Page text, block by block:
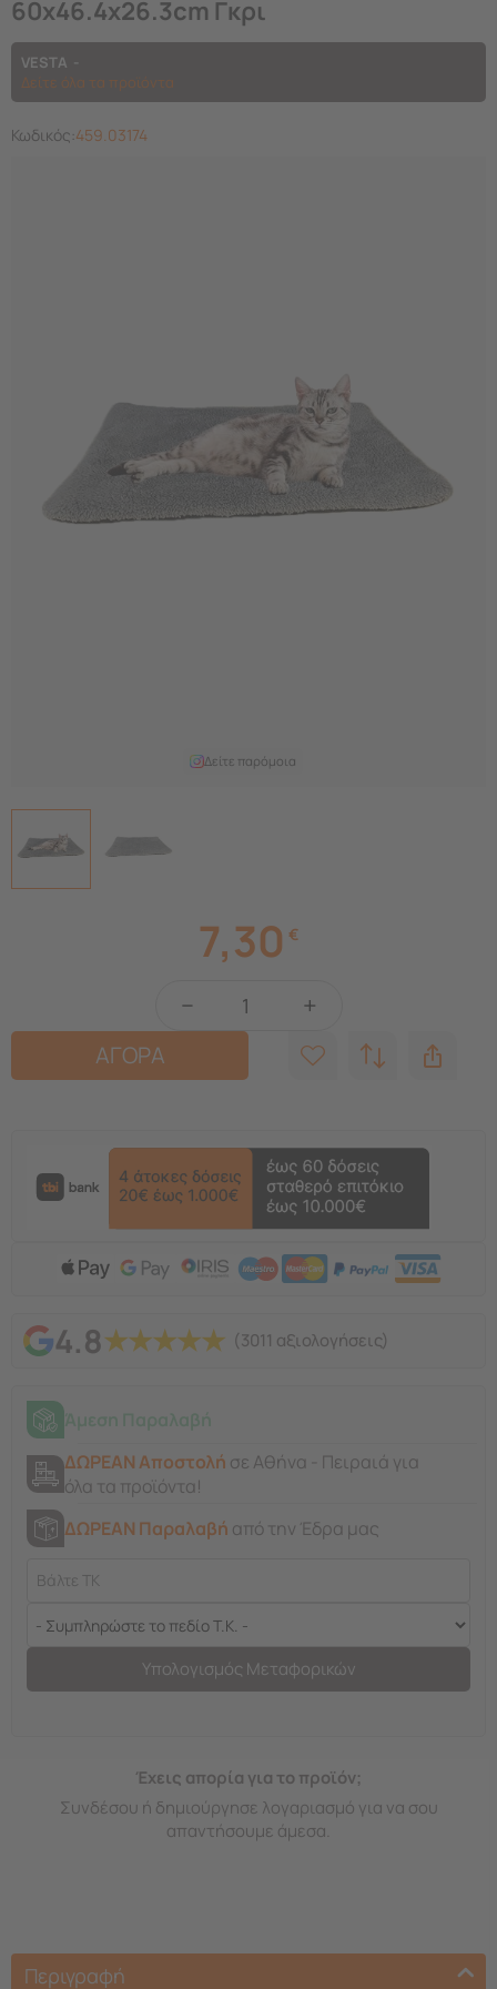
Δείτε παρόμοια
60x46.4x26.3cm Γκρι
VESTA
Δείτε όλα τα προϊόντα
Κωδικός:459.03174
7,30 €
+
−
ΑΓΟΡΑ
4.8★★★★★ (3011 αξιολογήσεις)
ΔΩΡΕΑΝ Αποστολή σε Αθήνα - Πειραιά για
όλα τα προϊόντα!
ΔΩΡΕΑΝ Παραλαβή από την Έδρα μας
Υπολογισμός Μεταφορικών
Έχεις απορία για το προϊόν;
Συνδέσου ή δημιούργησε λογαριασμό για να σου
απαντήσουμε άμεσα.
Περιγραφή